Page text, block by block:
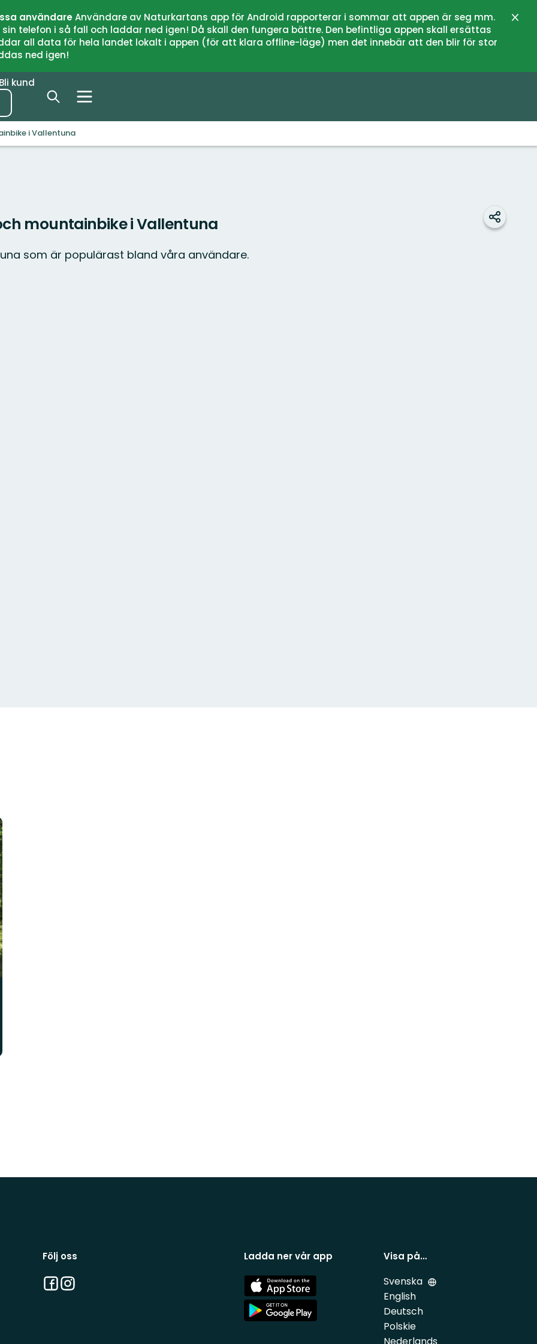
användareAnvändare av Naturkartans app för Android rapporterar i sommar att appen är seg mm.
telefon i så fall och laddar ned igen! Då skall den fungera bättre. Den befintliga appen skall ersättas
all data för hela landet lokalt i appen (för att klara offline-läge) men det innebär att den blir för stor
ned igen!
Bli kund
i Vallentuna
mountainbike i Vallentuna
som är populärast bland våra användare.
Dela
Följ oss
Facebook
Instagram
Ladda ner vår app
App
Store
App
Store
Visa på…
Svenska
English
Deutsch
Polskie